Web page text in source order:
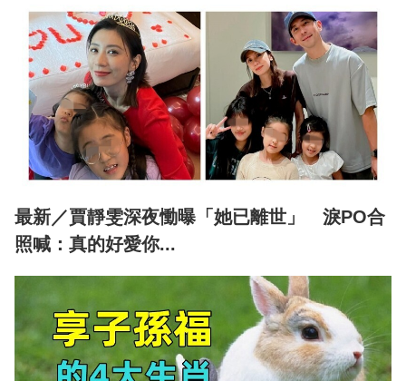
最新／賈靜雯深夜慟曝「她已離世」 淚PO合
照喊：真的好愛你...